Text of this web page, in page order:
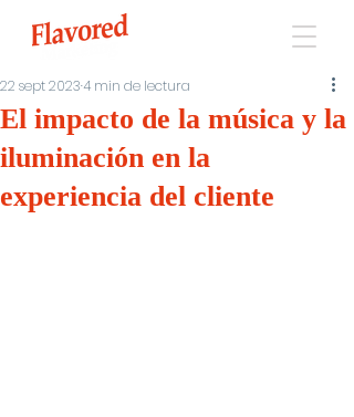
El impacto de la música y la
iluminación en la
experiencia del cliente
22 sept 20234 min de lectura